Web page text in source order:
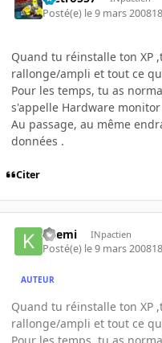
Posté(e) le 9 mars 2008
Quand tu réinstalle ton XP
rallonge/ampli et tout ce
Pour les temps, tu as
s'appelle Hardware
Au passage, au même
données .
Citer
kaemi INpactien
Posté(e) le 9 mars 2008
AUTEUR
Quand tu réinstalle ton XP
rallonge/ampli et tout ce